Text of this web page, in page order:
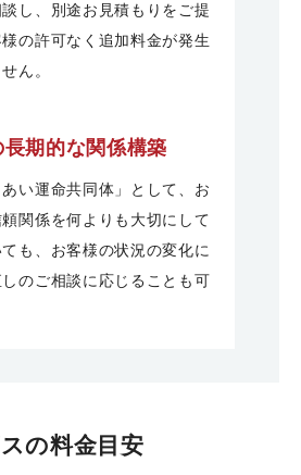
し、別途お見積もりをご提
の許可なく追加料金が発生
ん。
期的な関係構築
い運命共同体」として、お
関係を何よりも大切にして
も、お客様の状況の変化に
のご相談に応じることも可
の料金目安